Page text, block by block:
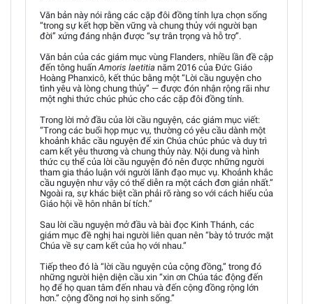
Văn bản này nói rằng các cặp đôi đồng tính lựa chọn sống
“trong sự kết hợp bền vững và chung thủy với người bạn
đời” xứng đáng nhận được “sự trân trọng và hỗ trợ”.
Văn bản của các giám mục vùng Flanders, nhiều lần đề cập
đến tông huấn Amoris laetitia năm 2016 của Đức Giáo
Hoàng Phanxicô, kết thúc bằng một “Lời cầu nguyện cho
tình yêu và lòng chung thủy” — được đón nhận rộng rãi như
một nghi thức chúc phúc cho các cặp đôi đồng tính.
Trong lời mở đầu của lời cầu nguyện, các giám mục viết:
“Trong các buổi họp mục vụ, thường có yêu cầu dành một
khoảnh khắc cầu nguyện để xin Chúa chúc phúc và duy trì
cam kết yêu thương và chung thủy này. Nội dung và hình
thức cụ thể của lời cầu nguyện đó nên được những người
tham gia thảo luận với người lãnh đạo mục vụ. Khoảnh khắc
cầu nguyện như vậy có thể diễn ra một cách đơn giản nhất.”
Ngoài ra, sự khác biệt cần phải rõ ràng so với cách hiểu của
Giáo hội về hôn nhân bí tích.”
Sau lời cầu nguyện mở đầu và bài đọc Kinh Thánh, các
giám mục đề nghị hai người liên quan nên “bày tỏ trước mặt
Chúa về sự cam kết của họ với nhau.”
Tiếp theo đó là “lời cầu nguyện của cộng đồng,” trong đó
những người hiện diện cầu xin “xin ơn Chúa tác động đến
họ để họ quan tâm đến nhau và đến cộng đồng rộng lớn
hơn.” cộng đồng nơi họ sinh sống.”